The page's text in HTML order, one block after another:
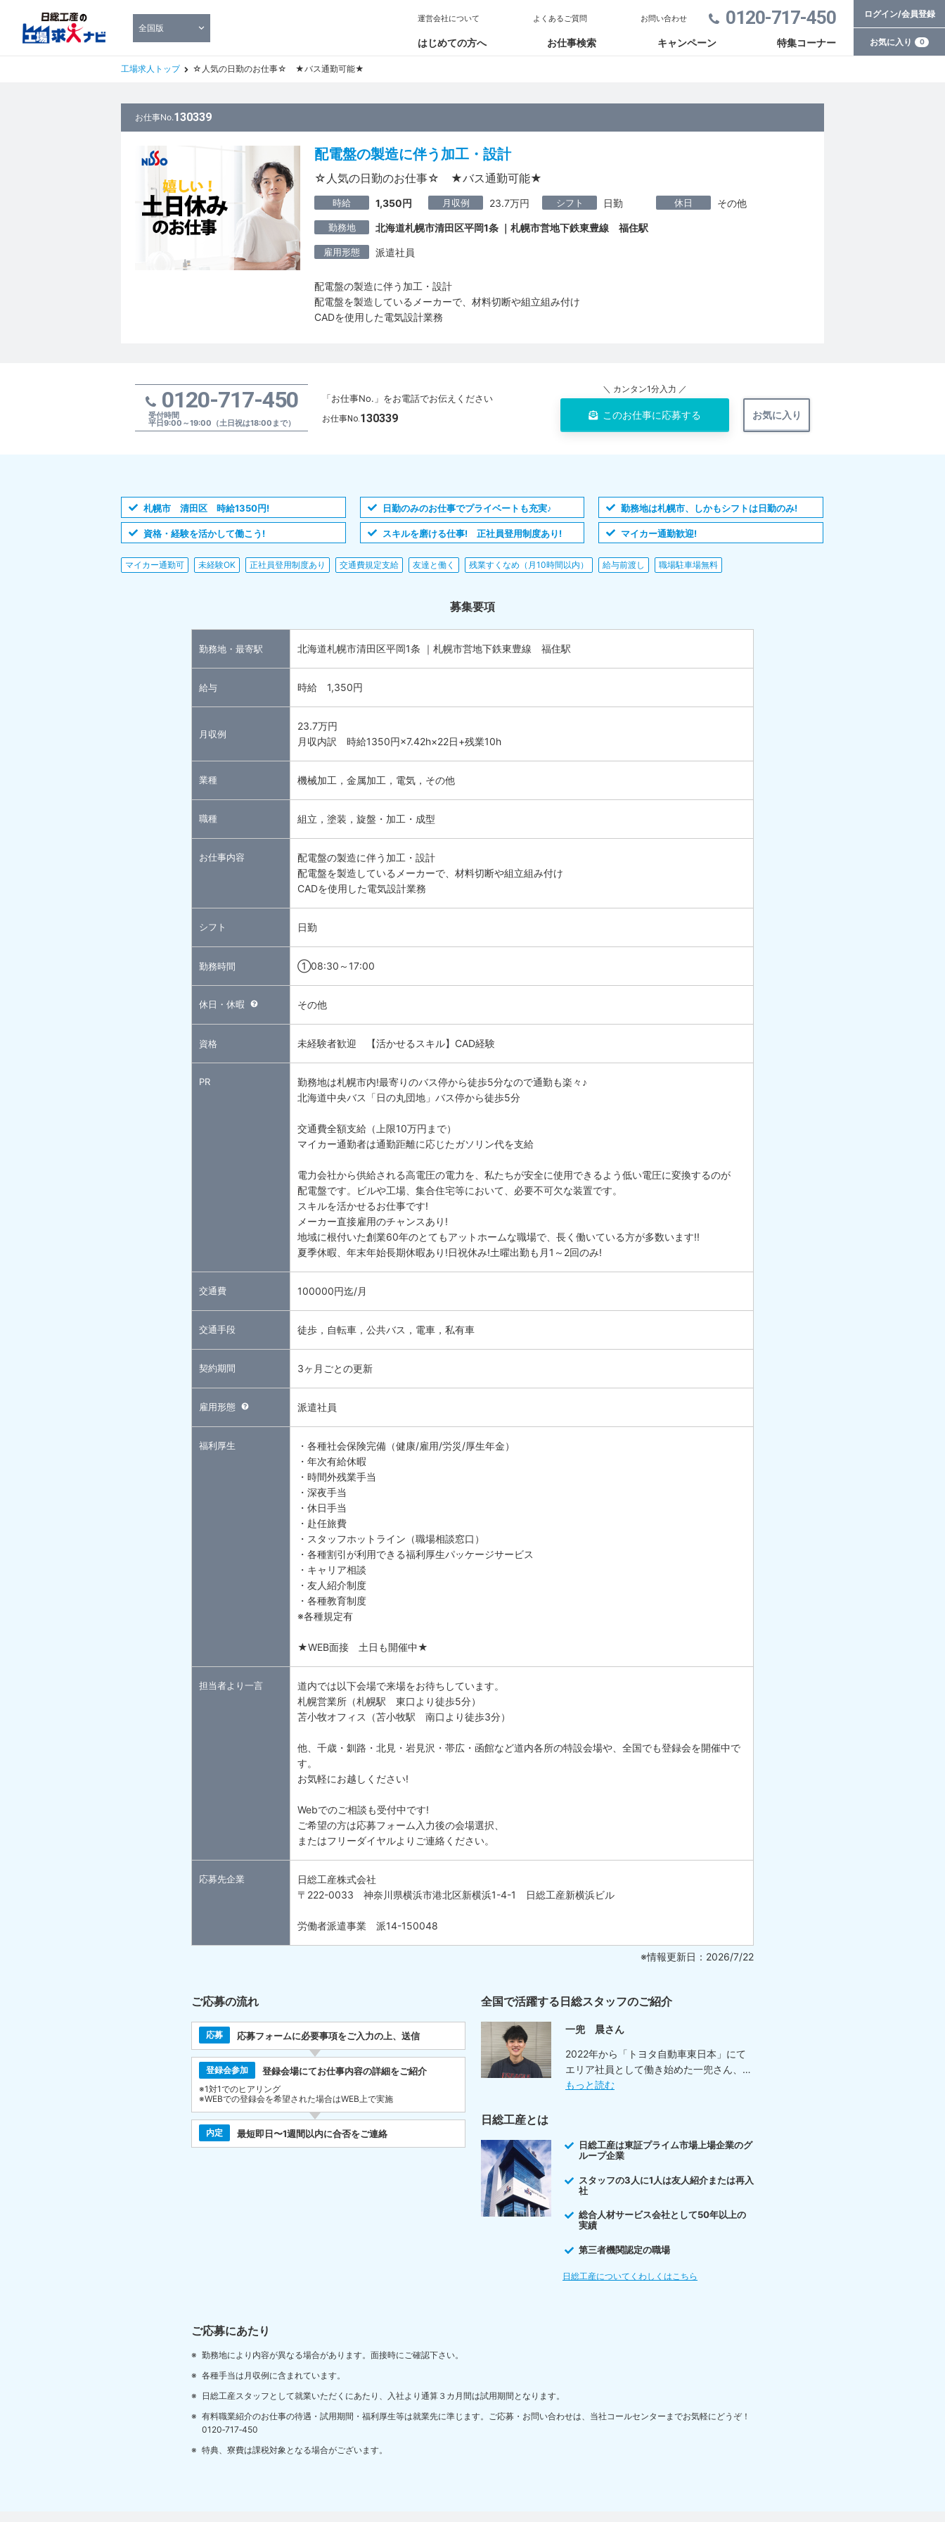
全国版 0120-717-450
はじめての方へ お仕事検索 キャンペーン 特集コーナー
運営会社について よくあるご質問 お問い合わせ ログイン/会員登録
お気に入り 0
工場求人トップ ☆人気の日勤のお仕事☆ ★バス通勤可能★
お仕事No.130339
配電盤の製造に伴う加工・設計
☆人気の日勤のお仕事☆ ★バス通勤可能★
時給 1,350円 月収例 23.7万円 シフト 日勤 休日 その他
勤務地 北海道札幌市清田区平岡1条 ｜札幌市営地下鉄東豊線 福住駅
雇用形態 派遣社員
配電盤の製造に伴う加工・設計
配電盤を製造しているメーカーで、材料切断や組立組み付け
CADを使用した電気設計業務
0120-717-450
受付時間
平日9:00～19:00（土日祝は18:00まで）
「お仕事No.」をお電話でお伝えください
お仕事No. 130339
＼ カンタン1分入力 ／
このお仕事に応募する お気に入り
札幌市 清田区 時給1350円! 日勤のみのお仕事でプライベートも充実♪ 勤務地は札幌市、しかもシフトは日勤のみ!
資格・経験を活かして働こう! スキルを磨ける仕事! 正社員登用制度あり! マイカー通勤歓迎!
マイカー通勤可 未経験OK 正社員登用制度あり 交通費規定支給 友達と働く 残業すくなめ（月10時間以内） 給与前渡し 職場駐車場無料
募集要項
勤務地・最寄駅 北海道札幌市清田区平岡1条 ｜札幌市営地下鉄東豊線 福住駅
給与 時給 1,350円
月収例
23.7万円
月収内訳 時給1350円×7.42h×22日+残業10h
業種 機械加工，金属加工，電気，その他
職種 組立，塗装，旋盤・加工・成型
お仕事内容
配電盤の製造に伴う加工・設計
配電盤を製造しているメーカーで、材料切断や組立組み付け
CADを使用した電気設計業務
シフト 日勤
勤務時間 ①08:30～17:00
休日・休暇 その他
資格 未経験者歓迎 【活かせるスキル】CAD経験
PR
勤務地は札幌市内!最寄りのバス停から徒歩5分なので通勤も楽々♪
北海道中央バス「日の丸団地」バス停から徒歩5分
交通費全額支給（上限10万円まで）
マイカー通勤者は通勤距離に応じたガソリン代を支給
電力会社から供給される高電圧の電力を、私たちが安全に使用できるよう低い電圧に変換するのが
配電盤です。ビルや工場、集合住宅等において、必要不可欠な装置です。
スキルを活かせるお仕事です!
メーカー直接雇用のチャンスあり!
地域に根付いた創業60年のとてもアットホームな職場で、長く働いている方が多数います!!
夏季休暇、年末年始長期休暇あり!日祝休み!土曜出勤も月1～2回のみ!
交通費 100000円迄/月
交通手段 徒歩，自転車，公共バス，電車，私有車
契約期間 3ヶ月ごとの更新
雇用形態 派遣社員
福利厚生
・各種社会保険完備（健康/雇用/労災/厚生年金）
・年次有給休暇
・時間外残業手当
・深夜手当
・休日手当
・赴任旅費
・スタッフホットライン（職場相談窓口）
・各種割引が利用できる福利厚生パッケージサービス
・キャリア相談
・友人紹介制度
・各種教育制度
※各種規定有
★WEB面接 土日も開催中★
担当者より一言
道内では以下会場で来場をお待ちしています。
札幌営業所（札幌駅 東口より徒歩5分）
苫小牧オフィス（苫小牧駅 南口より徒歩3分）
他、千歳・釧路・北見・岩見沢・帯広・函館など道内各所の特設会場や、全国でも登録会を開催中で
す。
お気軽にお越しください!
Webでのご相談も受付中です!
ご希望の方は応募フォーム入力後の会場選択、
またはフリーダイヤルよりご連絡ください。
応募先企業
日総工産株式会社
〒222-0033 神奈川県横浜市港北区新横浜1-4-1 日総工産新横浜ビル
労働者派遣事業 派14-150048
※情報更新日：2026/7/22
ご応募の流れ
応募 応募フォームに必要事項をご入力の上、送信
登録会参加 登録会場にてお仕事内容の詳細をご紹介
※1対1でのヒアリング
※WEBでの登録会を希望された場合はWEB上で実施
内定 最短即日〜1週間以内に合否をご連絡
全国で活躍する日総スタッフのご紹介
一兜 晨さん
2022年から「トヨタ自動車東日本」にて
エリア社員として働き始めた一兜さん、
もっと読む
日総工産とは
日総工産は東証プライム市場上場企業のグ
ループ企業
スタッフの3人に1人は友人紹介または再入
社
総合人材サービス会社として50年以上の
実績
第三者機関認定の職場
日総工産についてくわしくはこちら
ご応募にあたり
勤務地により内容が異なる場合があります。面接時にご確認下さい。
各種手当は月収例に含まれています。
日総工産スタッフとして就業いただくにあたり、入社より通算３カ月間は試用期間となります。
有料職業紹介のお仕事の待遇・試用期間・福利厚生等は就業先に準じます。ご応募・お問い合わせは、当社コールセンターまでお気軽にどうぞ！
0120‐717‐450
特典、寮費は課税対象となる場合がございます。